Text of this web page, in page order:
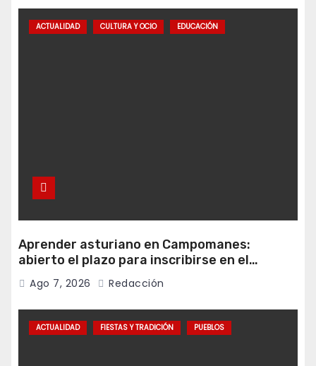
ACTUALIDAD CULTURA Y OCIO EDUCACIÓN
Aprender asturiano en Campomanes:
abierto el plazo para inscribirse en el
programa Falamos
Ago 7, 2026 Redacción
ACTUALIDAD FIESTAS Y TRADICIÓN PUEBLOS